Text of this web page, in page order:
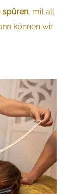
spüren, mit all
können wir